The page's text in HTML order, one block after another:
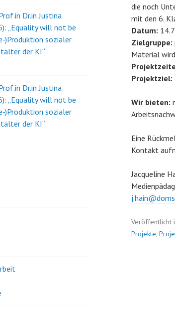
die noch
mit den 6.
Datum:
Zielgruppe:
Material
Projektziel:
Wir bieten:
Eine
Kontakt
Jacqueline
Veröffentlicht
Projekte,
Dr.in Justina
„Equality will not be
)Produktion sozialer
der KI“
Dr.in Justina
„Equality will not be
)Produktion sozialer
der KI“